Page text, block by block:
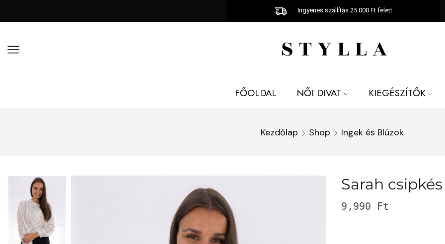
Ingyenes szállítás 25 000 Ft felett
FŐOLDAL NŐI DIVAT KIEGÉSZÍTŐK
Kezdőlap Shop Ingek és Blúzok
Sarah
9,990 Ft